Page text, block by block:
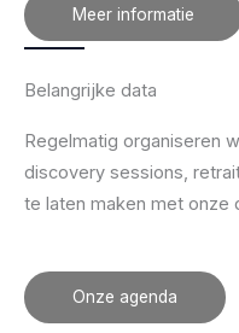
Meer informatie
Belangrijke data
Regelmatig organiseren
discovery sessions,
te laten maken met onze
Onze agenda